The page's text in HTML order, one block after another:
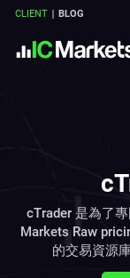
CLIENT BLOG
cTrader 是為了
Markets Raw
的交易資源